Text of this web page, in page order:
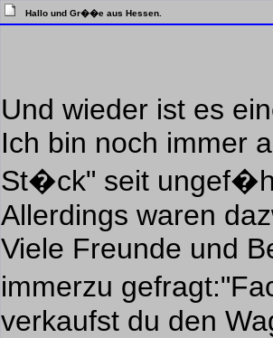
Hallo und Gr��e aus Hessen.
Und wieder ist es
Ich bin noch immer
St�ck" seit
Allerdings waren
Viele Freunde und
immerzu
verkaufst du den